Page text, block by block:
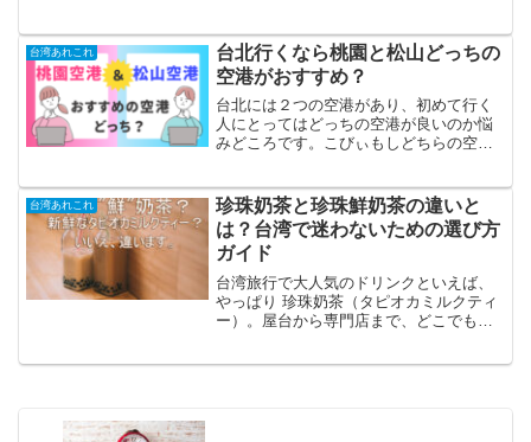
を付けること4選トイレットペーパーは流
さない初めて台湾に行っ...
台湾あれこれ
台北行くなら桃園と松山どっちの
空港がおすすめ？
台北には２つの空港があり、初めて行く
人にとってはどっちの空港が良いのか悩
みどころです。こびぃもしどちらの空港
るから、それを知ったうえで決めてみよ
う今回は台北にある２つの...
台湾あれこれ
珍珠奶茶と珍珠鮮奶茶の違いと
は？台湾で迷わないための選び方
ガイド
台湾旅行で大人気のドリンクといえば、
やっぱり 珍珠奶茶（タピオカミルクティ
ー）。屋台から専門店まで、どこでも飲